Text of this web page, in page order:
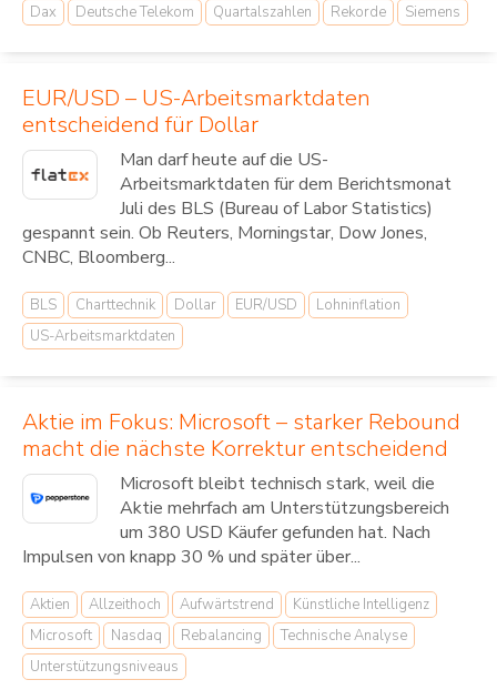
Dax Deutsche Telekom Quartalszahlen Rekorde Siemens
EUR/USD – US-Arbeitsmarktdaten
entscheidend für Dollar
Man darf heute auf die US-
Arbeitsmarktdaten für dem Berichtsmonat
Juli des BLS (Bureau of Labor Statistics)
gespannt sein. Ob Reuters, Morningstar, Dow Jones,
CNBC, Bloomberg...
BLS Charttechnik Dollar EUR/USD
Lohninflation
US-Arbeitsmarktdaten
Aktie im Fokus: Microsoft – starker Rebound
macht die nächste Korrektur entscheidend
Microsoft bleibt technisch stark, weil die
Aktie mehrfach am Unterstützungsbereich
um 380 USD Käufer gefunden hat. Nach
Impulsen von knapp 30 % und später über...
Aktien Allzeithoch Aufwärtstrend
Künstliche Intelligenz
Microsoft
Nasdaq Rebalancing
Technische Analyse
Unterstützungsniveaus